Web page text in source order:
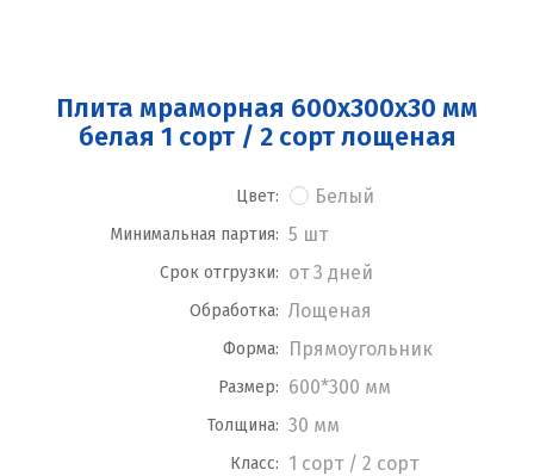
Плита мраморная 600x300x30 мм
белая 1 сорт / 2 сорт лощеная
Цвет: Белый
Минимальная партия: 5 шт
Срок отгрузки: от 3 дней
Обработка: Лощеная
Форма: Прямоугольник
Размер: 600*300 мм
Толщина: 30 мм
Класс: 1 сорт / 2 сорт